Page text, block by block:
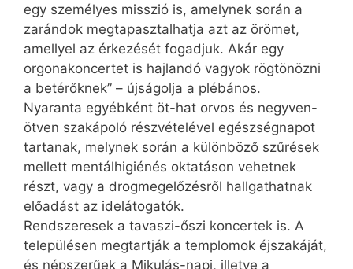
egy személyes misszió is, amelynek során a
zarándok megtapasztalhatja azt az örömet,
amellyel az érkezését fogadjuk. Akár egy
orgonakoncertet is hajlandó vagyok rögtönözni
a betérőknek” – újságolja a plébános.
Nyaranta egyébként öt-hat orvos és negyven-
ötven szakápoló részvételével egészségnapot
tartanak, melynek során a különböző szűrések
mellett mentálhigiénés oktatáson vehetnek
részt, vagy a drogmegelőzésről hallgathatnak
előadást az idelátogatók.
Rendszeresek a tavaszi-őszi koncertek is. A
településen megtartják a templomok éjszakáját,
és népszerűek a Mikulás-napi, illetve a